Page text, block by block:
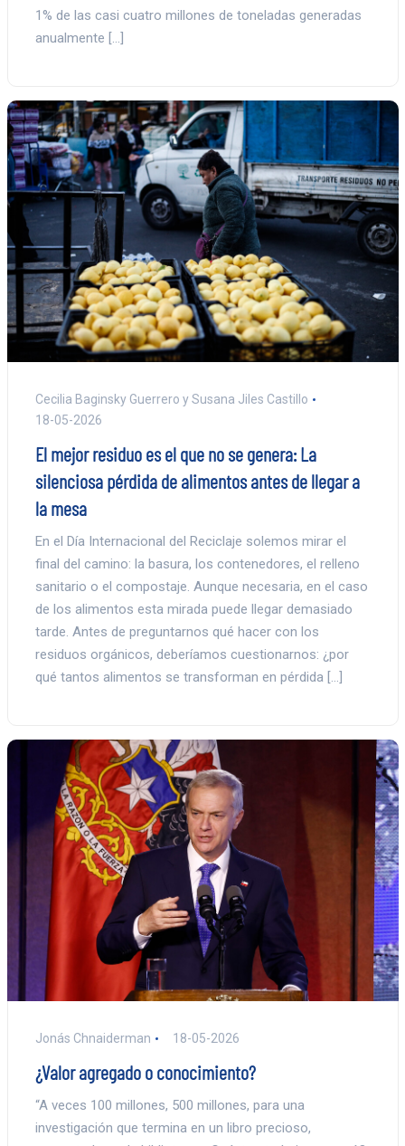
1% de las casi cuatro millones de toneladas generadas
anualmente […]
Cecilia Baginsky Guerrero y Susana Jiles Castillo
18-05-2026
El mejor residuo es el que no se genera: La
silenciosa pérdida de alimentos antes de llegar a
la mesa
En el Día Internacional del Reciclaje solemos mirar el
final del camino: la basura, los contenedores, el relleno
sanitario o el compostaje. Aunque necesaria, en el caso
de los alimentos esta mirada puede llegar demasiado
tarde. Antes de preguntarnos qué hacer con los
residuos orgánicos, deberíamos cuestionarnos: ¿por
qué tantos alimentos se transforman en pérdida […]
Jonás Chnaiderman 18-05-2026
¿Valor agregado o conocimiento?
“A veces 100 millones, 500 millones, para una
investigación que termina en un libro precioso,